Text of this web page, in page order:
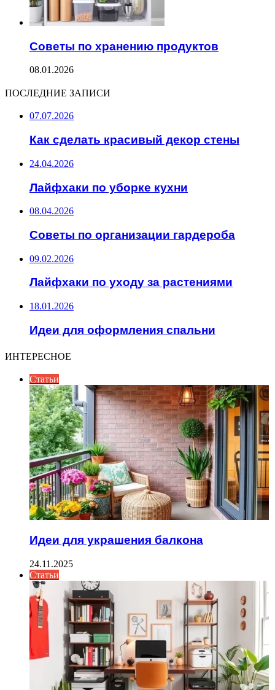
Советы по хранению продуктов
08.01.2026
ПОСЛЕДНИЕ ЗАПИСИ
07.07.2026
Как сделать красивый декор стены
24.04.2026
Лайфхаки по уборке кухни
08.04.2026
Советы по организации гардероба
09.02.2026
Лайфхаки по уходу за растениями
18.01.2026
Идеи для оформления спальни
ИНТЕРЕСНОЕ
Статьи
Идеи для украшения балкона
24.11.2025
Статьи